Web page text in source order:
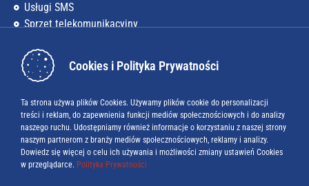
Usługi SMS
Sprzęt telekomunikacyjny
Firma
O nas
Baza wiedzy
Blog
Do pobrania
Cookies i Polityka Prywatności
Ta strona używa plików Cookies. Używamy plików cookie do personalizacji
treści i reklam, do zapewnienia funkcji mediów społecznościowych i do analizy
naszego ruchu. Udostępniamy również informacje o korzystaniu z naszej strony
naszym partnerom z branży mediów społecznościowych, reklamy i analizy.
Dowiedz się więcej o celu ich używania i możliwości zmiany ustawień Cookies
w przeglądarce. Polityka Prywatności